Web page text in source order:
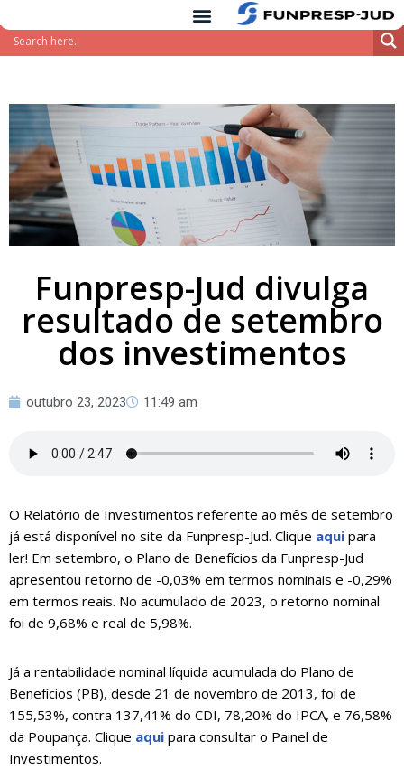
Pular
conteúdo
Funpresp-Jud divulga
resultado de setembro
dos investimentos
outubro 23, 2023 11:49 am
O Relatório de Investimentos referente ao mês de setembro
já está disponível no site da Funpresp-Jud. Clique aqui para
ler! Em setembro, o Plano de Benefícios da Funpresp-Jud
apresentou retorno de -0,03% em termos nominais e -0,29%
em termos reais. No acumulado de 2023, o retorno nominal
foi de 9,68% e real de 5,98%.
Já a rentabilidade nominal líquida acumulada do Plano de
Benefícios (PB), desde 21 de novembro de 2013, foi de
155,53%, contra 137,41% do CDI, 78,20% do IPCA, e 76,58%
da Poupança. Clique aqui para consultar o Painel de
Investimentos.